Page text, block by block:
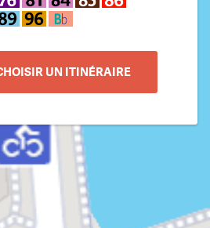
UN ITINÉRAIRE